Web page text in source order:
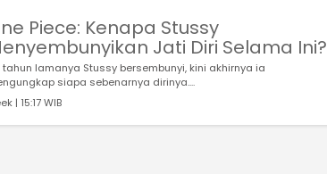
Piece: Kenapa Stussy
Jati Diri Selama Ini?
tahun lamanya Stussy bersembunyi, kini akhirnya ia
siapa sebenarnya dirinya....
| 15:17 WIB